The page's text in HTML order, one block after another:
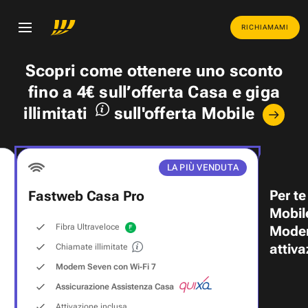
RICHIAMAMI
Scopri come ottenere uno sconto
fino a 4€ sull’offerta Casa egiga
illimitati
sull'offerta Mobile
LA PIÙ VENDUTA
Fastweb Casa Pro
Fibra Ultraveloce
Chiamate illimitate
Modem Seven con Wi‑Fi 7
Assicurazione Assistenza Casa
Per